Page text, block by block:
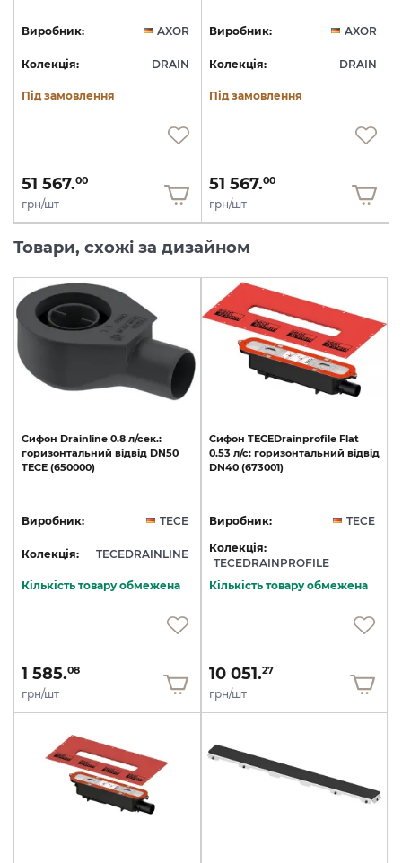
Виробник: AXOR
Колекція: DRAIN
Під замовлення
51 567.00
грн/шт
Виробник: AXOR
Колекція: DRAIN
Під замовлення
51 567.00
грн/шт
Товари, схожі за дизайном
Cифон Drainline 0.8 л/сек.:
горизонтальний відвід DN50
TECE (650000)
Виробник: TECE
Колекція: TECEDRAINLINE
Кількість товару обмежена
1 585.08
грн/шт
Cифон TECEDrainprofile Flat
0.53 л/с: горизонтальний відвід
DN40 (673001)
Виробник:
TECE
Колекція:
TECEDRAINPROFILE
Кількість товару обмежена
10 051.27
грн/шт